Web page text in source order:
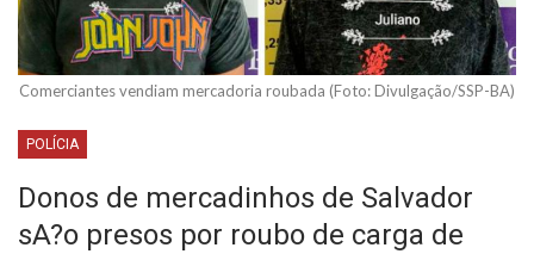
Comerciantes vendiam mercadoria roubada (Foto: Divulgação/SSP-BA)
POLÍCIA
Donos de mercadinhos de Salvador
sA?o presos por roubo de carga de